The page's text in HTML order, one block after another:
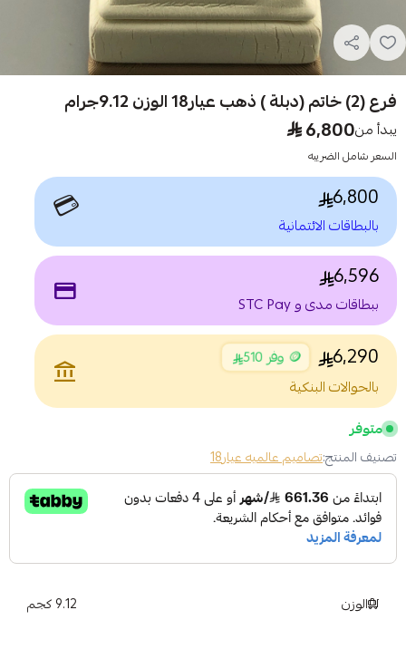
فرع (2) خاتم (دبلة ) ذهب عيار18 الوزن 9.12جرام
يبدأ من6,800
السعر شامل الضريبه
6,800
بالبطاقات الائتمانية 💳
6,596
ببطاقات مدى و STC Pay payment
6,290 🪙 وفر 510
بالحوالات البنكية
account_balance
متوفر
تصنيف المنتج:تصاميم عالميه عيار18
الوزن 9.12 كجم